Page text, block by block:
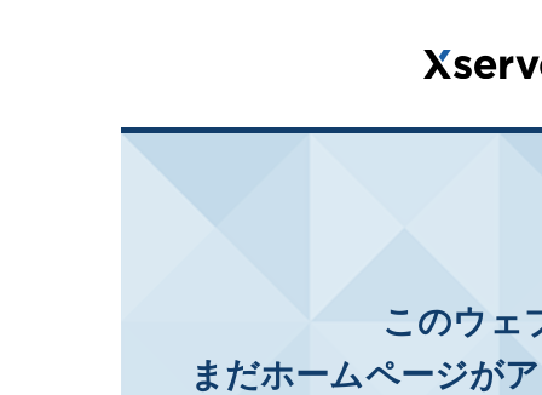
このウェ
まだホームページが